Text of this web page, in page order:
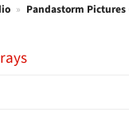
» Pandastorm Pictures